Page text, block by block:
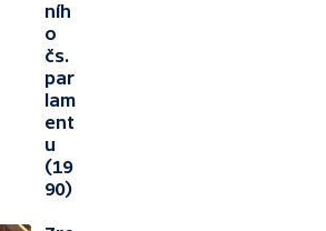
níh
o
čs.
par
lam
ent
u
(19
90)